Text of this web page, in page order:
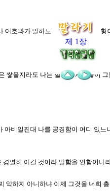
제 1장
호와가 말하노라 에서는 야곱의
을지라도 나는 헐리라 사람들이
비일진대 나를 공경함이 어디 있
멸히 여길 것이라 말함을 인함이니
하지 아니하냐 이제 그것을 너희